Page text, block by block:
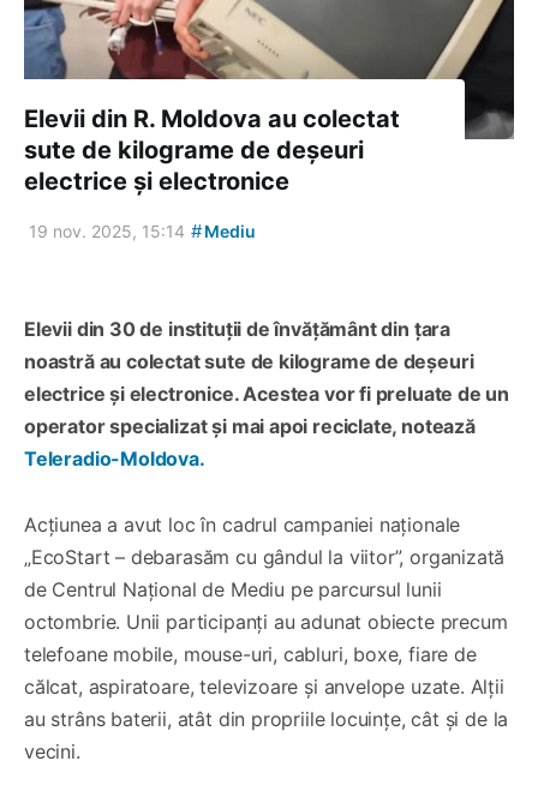
Elevii din R. Moldova au colectat
sute de kilograme de deșeuri
electrice și electronice
19 nov. 2025, 15:14 #Mediu
Elevii din 30 de instituții de învățământ din țara
noastră au colectat sute de kilograme de deșeuri
electrice și electronice. Acestea vor fi preluate de un
operator specializat și mai apoi reciclate, notează
Teleradio-Moldova.
Acțiunea a avut loc în cadrul campaniei naționale
„EcoStart – debarasăm cu gândul la viitor”, organizată
de Centrul Național de Mediu pe parcursul lunii
octombrie. Unii participanți au adunat obiecte precum
telefoane mobile, mouse-uri, cabluri, boxe, fiare de
călcat, aspiratoare, televizoare și anvelope uzate. Alții
au strâns baterii, atât din propriile locuințe, cât și de la
vecini.